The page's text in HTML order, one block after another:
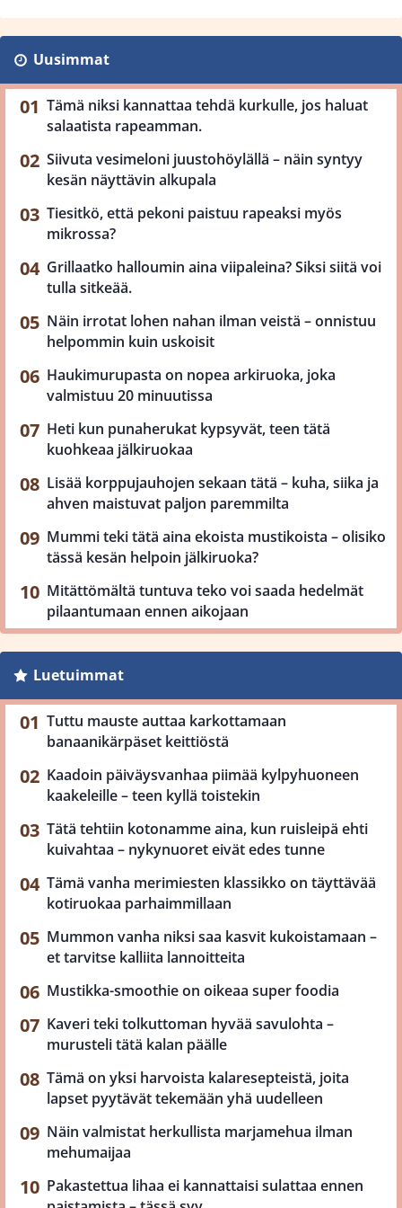
Uusimmat
Tämä niksi kannattaa tehdä kurkulle, jos haluat
salaatista rapeamman.
Siivuta vesimeloni juustohöylällä – näin syntyy
kesän näyttävin alkupala
Tiesitkö, että pekoni paistuu rapeaksi myös
mikrossa?
Grillaatko halloumin aina viipaleina? Siksi siitä voi
tulla sitkeää.
Näin irrotat lohen nahan ilman veistä – onnistuu
helpommin kuin uskoisit
Haukimurupasta on nopea arkiruoka, joka
valmistuu 20 minuutissa
Heti kun punaherukat kypsyvät, teen tätä
kuohkeaa jälkiruokaa
Lisää korppujauhojen sekaan tätä – kuha, siika ja
ahven maistuvat paljon paremmilta
Mummi teki tätä aina ekoista mustikoista – olisiko
tässä kesän helpoin jälkiruoka?
Mitättömältä tuntuva teko voi saada hedelmät
pilaantumaan ennen aikojaan
Luetuimmat
Tuttu mauste auttaa karkottamaan
banaanikärpäset keittiöstä
Kaadoin päiväysvanhaa piimää kylpyhuoneen
kaakeleille – teen kyllä toistekin
Tätä tehtiin kotonamme aina, kun ruisleipä ehti
kuivahtaa – nykynuoret eivät edes tunne
Tämä vanha merimiesten klassikko on täyttävää
kotiruokaa parhaimmillaan
Mummon vanha niksi saa kasvit kukoistamaan –
et tarvitse kalliita lannoitteita
Mustikka-smoothie on oikeaa super foodia
Kaveri teki tolkuttoman hyvää savulohta –
murusteli tätä kalan päälle
Tämä on yksi harvoista kalaresepteistä, joita
lapset pyytävät tekemään yhä uudelleen
Näin valmistat herkullista marjamehua ilman
mehumaijaa
Pakastettua lihaa ei kannattaisi sulattaa ennen